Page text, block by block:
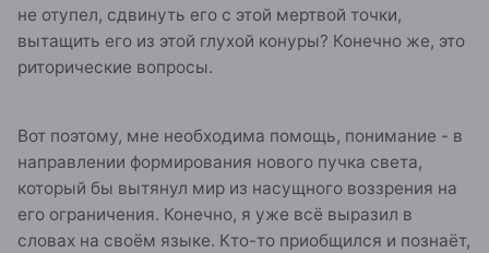
не отупел, сдвинуть его с этой мертвой точки,
вытащить его из этой глухой конуры? Конечно же, это
риторические вопросы.
Вот поэтому, мне необходима помощь, понимание - в
направлении формирования нового пучка света,
который бы вытянул мир из насущного воззрения на
его ограничения. Конечно, я уже всё выразил в
словах на своём языке. Кто-то приобщился и познаёт,